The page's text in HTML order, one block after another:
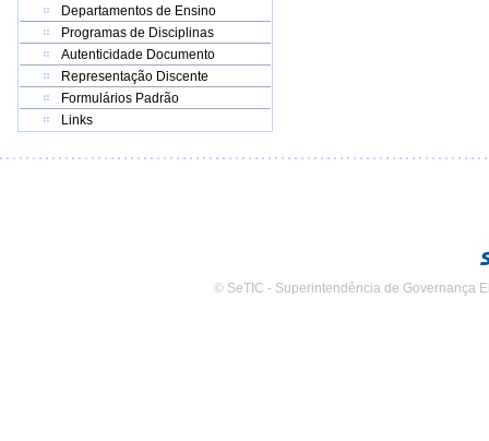
Departamentos de Ensino
Programas de Disciplinas
Autenticidade Documento
Representação Discente
Formulários Padrão
Links
© SeTIC - Superintendência de Governança